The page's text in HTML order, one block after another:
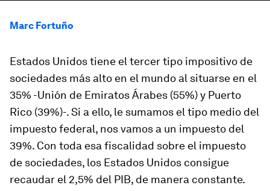
Marc Fortuño
Estados Unidos tiene el tercer tipo impositivo de
sociedades más alto en el mundo al situarse en el
35% -Unión de Emiratos Árabes (55%) y Puerto
Rico (39%)-. Si a ello, le sumamos el tipo medio del
impuesto federal, nos vamos a un impuesto del
39%. Con toda esa fiscalidad sobre el impuesto
de sociedades, los Estados Unidos consigue
recaudar el 2,5% del PIB, de manera constante.